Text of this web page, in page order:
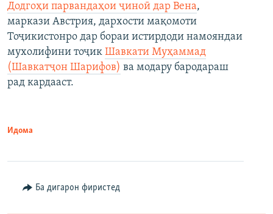
Додгоҳи парвандаҳои ҷиноӣ дар Вена,
маркази Австрия, дархости мақомоти
Тоҷикистонро дар бораи истирдоди намояндаи
мухолифини тоҷик Шавкати Муҳаммад
(Шавкатҷон Шарифов) ва модару бародараш
рад кардааст.
Идома
Ба дигарон фиристед